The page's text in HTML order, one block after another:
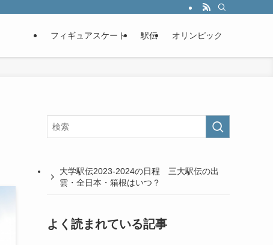
フィギュアスケート 駅伝 オリンピック
大学駅伝2023-2024の日程 三大駅伝の出
雲・全日本・箱根はいつ？
よく読まれている記事